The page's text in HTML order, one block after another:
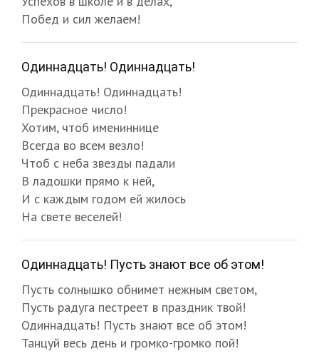
Побед и сил желаем!
Одиннадцать! Одиннадцать!
Одиннадцать! Одиннадцать!
Прекрасное число!
Хотим, чтоб имениннице
Всегда во всем везло!
Чтоб с неба звезды падали
В ладошки прямо к ней,
И с каждым годом ей жилось
На свете веселей!
Одиннадцать! Пусть знают все об этом!
Пусть солнышко обнимет нежным светом,
Пусть радуга пестреет в праздник твой!
Одиннадцать! Пусть знают все об этом!
Танцуй весь день и громко-громко пой!